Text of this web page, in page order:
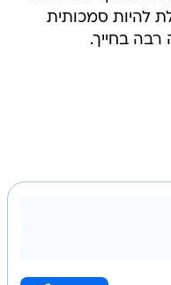
להיות סמכותית
רבה בחייך.